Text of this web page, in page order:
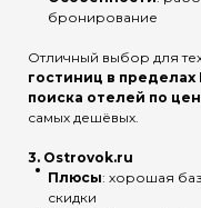
бронирование
Отличный выбор для
гостиниц в пределах
поиска отелей по
самых дешёвых.
3. Ostrovok.ru
Плюсы: хорошая
скидки